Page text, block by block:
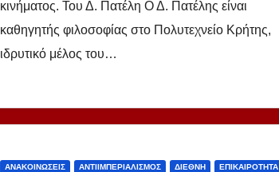
κινήματος. Του Δ. Πατέλη Ο Δ. Πατέλης είναι
καθηγητής φιλοσοφίας στο Πολυτεχνείο Κρήτης,
ιδρυτικό μέλος του…
ΑΝΑΚΟΙΝΏΣΕΙΣ ΑΝΤΙΙΜΠΕΡΙΑΛΙΣΜΌΣ ΔΙΕΘΝΉ ΕΠΙΚΑΙΡΌΤΗΤΑ